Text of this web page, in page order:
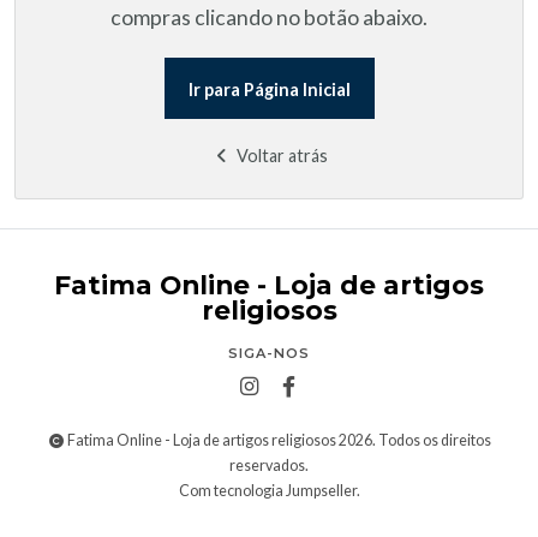
compras clicando no botão abaixo.
Ir para Página Inicial
Voltar atrás
Fatima Online - Loja de artigos
religiosos
SIGA-NOS
Fatima Online - Loja de artigos religiosos 2026. Todos os direitos
reservados.
Com tecnologia Jumpseller.